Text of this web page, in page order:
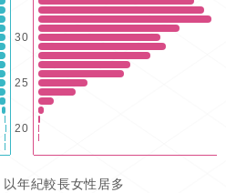
30
25
20
以年紀較長女性居多